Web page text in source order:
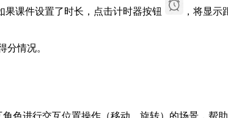
果课件设置了时长，点击计时器按钮
，将显示
分情况。